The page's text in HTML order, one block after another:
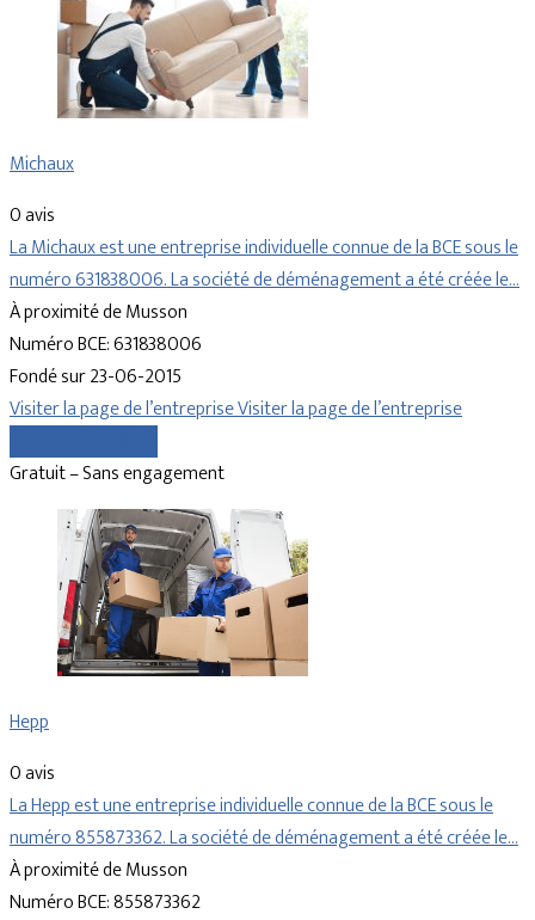
Michaux
0 avis
La Michaux est une entreprise individuelle connue de la BCE sous le
numéro 631838006. La société de déménagement a été créée le…
À proximité de Musson
Numéro BCE: 631838006
Fondé sur 23-06-2015
Visiter la page de l’entrepriseVisiter la page de l’entreprise
Gratuit – Sans engagement
Hepp
0 avis
La Hepp est une entreprise individuelle connue de la BCE sous le
numéro 855873362. La société de déménagement a été créée le…
À proximité de Musson
Numéro BCE: 855873362